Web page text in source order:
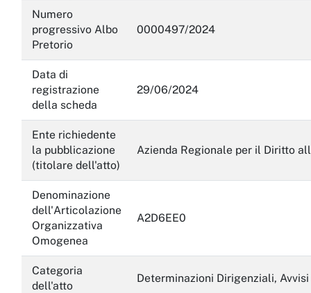
Sovvenzioni, contributi, sussidi, vantaggi economici
Bilanci
Beni immobili e gestione patrimonio
Controlli e rilievi sull'amministrazione
Servizi erogati
Pagamenti dell'amministrazione
Opere pubbliche
Pianificazione e governo del territorio
Informazioni ambientali
Interventi straordinari e di emergenza
Numero
progressivo Albo
Pretorio
0000497/2024
Data di
registrazione
della scheda
29/06/2024
Ente richiedente
la pubblicazione
(titolare dell'atto)
Azienda Regionale per il Diritto
Denominazione
dell'Articolazione
Organizzativa
Omogenea
A2D6EE0
Categoria
dell'atto
Determinazioni Dirigenziali,